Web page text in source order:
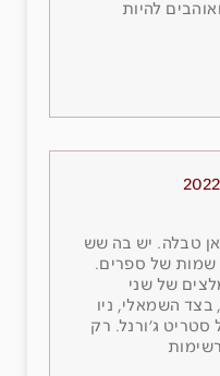
להיות
טבלה. יש בה שש
שמות של ספרים.
של שני
השמאלי, ניו
סטריט ג׳ורנל. רק